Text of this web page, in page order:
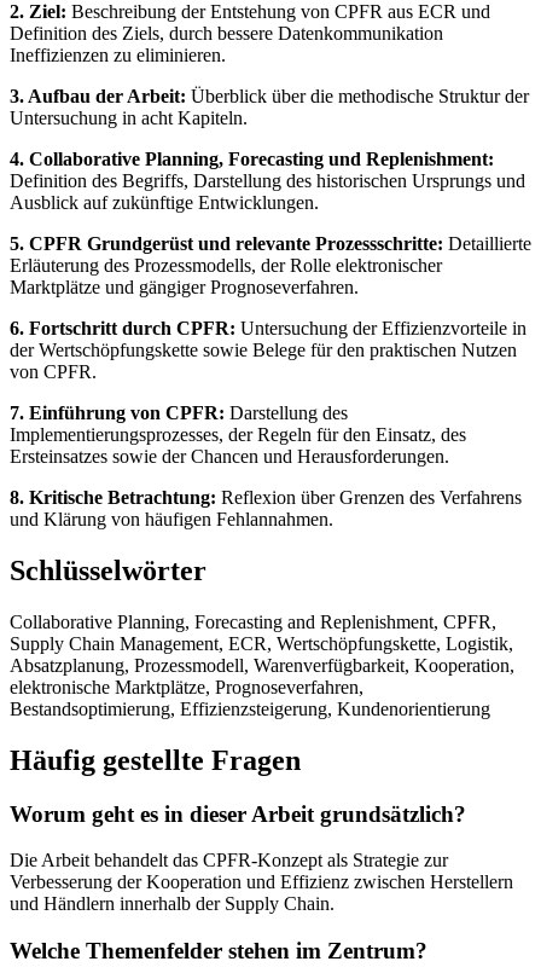
2. Ziel: Beschreibung der Entstehung von CPFR aus ECR und
Definition des Ziels, durch bessere Datenkommunikation
Ineffizienzen zu eliminieren.
3. Aufbau der Arbeit: Überblick über die methodische Struktur der
Untersuchung in acht Kapiteln.
4. Collaborative Planning, Forecasting und Replenishment:
Definition des Begriffs, Darstellung des historischen Ursprungs und
Ausblick auf zukünftige Entwicklungen.
5. CPFR Grundgerüst und relevante Prozessschritte: Detaillierte
Erläuterung des Prozessmodells, der Rolle elektronischer
Marktplätze und gängiger Prognoseverfahren.
6. Fortschritt durch CPFR: Untersuchung der Effizienzvorteile in
der Wertschöpfungskette sowie Belege für den praktischen Nutzen
von CPFR.
7. Einführung von CPFR: Darstellung des
Implementierungsprozesses, der Regeln für den Einsatz, des
Ersteinsatzes sowie der Chancen und Herausforderungen.
8. Kritische Betrachtung: Reflexion über Grenzen des Verfahrens
und Klärung von häufigen Fehlannahmen.
Schlüsselwörter
Collaborative Planning, Forecasting and Replenishment, CPFR,
Supply Chain Management, ECR, Wertschöpfungskette, Logistik,
Absatzplanung, Prozessmodell, Warenverfügbarkeit, Kooperation,
elektronische Marktplätze, Prognoseverfahren,
Bestandsoptimierung, Effizienzsteigerung, Kundenorientierung
Häufig gestellte Fragen
Worum geht es in dieser Arbeit grundsätzlich?
Die Arbeit behandelt das CPFR-Konzept als Strategie zur
Verbesserung der Kooperation und Effizienz zwischen Herstellern
und Händlern innerhalb der Supply Chain.
Welche Themenfelder stehen im Zentrum?